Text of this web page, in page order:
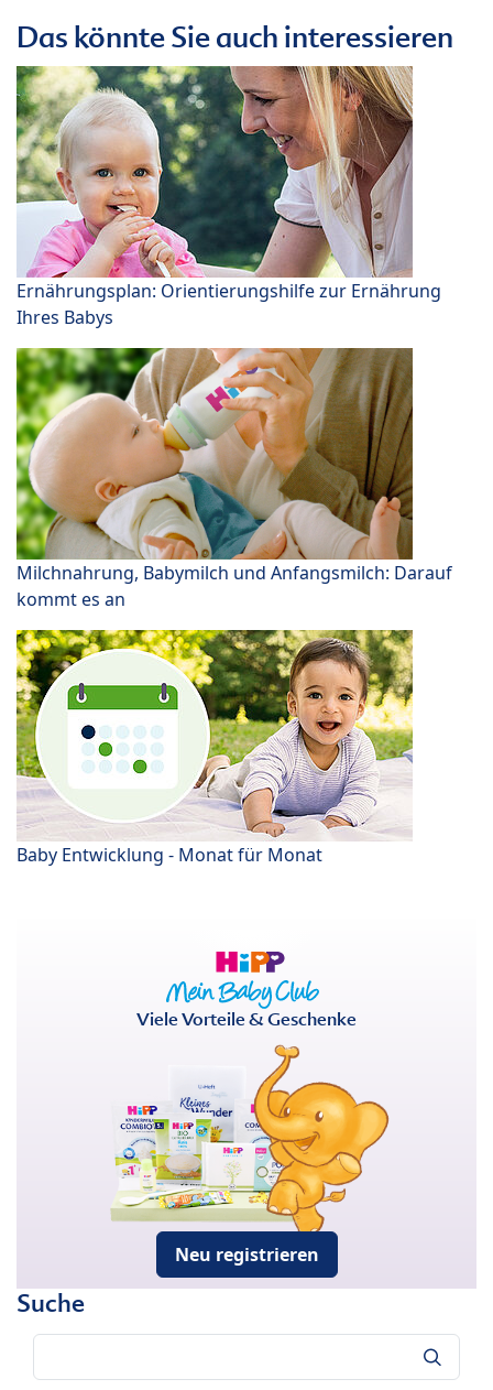
Das könnte Sie auch interessieren
Ernährungsplan: Orientierungshilfe zur Ernährung
Ihres Babys
Milchnahrung, Babymilch und Anfangsmilch: Darauf
kommt es an
Baby Entwicklung - Monat für Monat
Viele Vorteile & Geschenke
Neu registrieren
Suche